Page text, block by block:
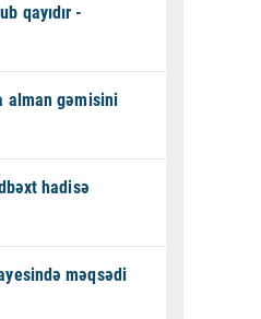
qayıdır -
alman gəmisini
hadisə
məqsədi